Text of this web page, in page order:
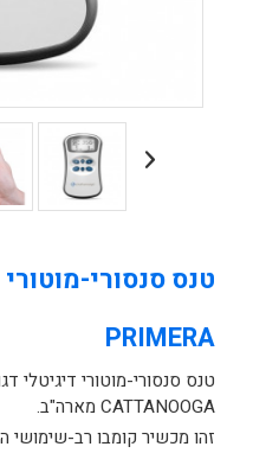
טנס סנסורי-
PRIMERA
CATTANOOGA מארה"ב.
זהו מכשיר קומבו רב-שימושי